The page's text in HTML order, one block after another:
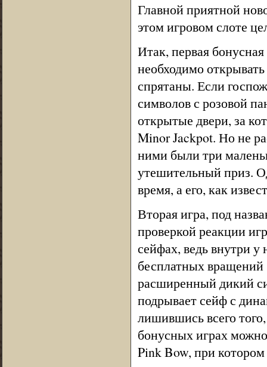
Главной приятной
этом игровом слоте
Итак, первая
необходимо
спрятаны. Если
символов с розовой
открытые двери, за
Minor Jackpot. Но не
ними были три
утешительный приз.
время, а его, как
Вторая игра, под
проверкой реакции
сейфах, ведь внутри
бесплатных
расширенный дикий
подрывает сейф с
лишившись всего
бонусных играх
Pink Bow, при